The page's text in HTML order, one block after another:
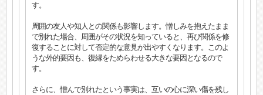
す。
周囲の友人や知人との関係も影響します。憎しみを抱えたまま
で別れた場合、周囲がその状況を知っていると、再び関係を修
復することに対して否定的な意見が出やすくなります。このよ
うな外的要因も、復縁をためらわせる大きな要因となるので
す。
さらに、憎んで別れたという事実は、互いの心に深い傷を残し